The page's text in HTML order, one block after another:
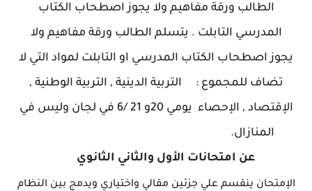
الطالب ورقة مفاهيم ولا يجوزاصطحاب الكتاب
المدرسي التابلت . يتسلم الطالب ورقة مفاهيم ولا
يجوزاصطحاب الكتاب المدرسي او التابلت لمواد التي لا
تضاف للمجموع : التربية الدينية , التربية الوطنية ,
الإقتصاد , الإحصاء يومي 20و 21 /6 في لجان وليس في
المنازال.
عن امتحانات الأول والثاني الثانوي
الإمتحان ينقسم علي جزئين مقالي واختياري ويدمج بين النظام